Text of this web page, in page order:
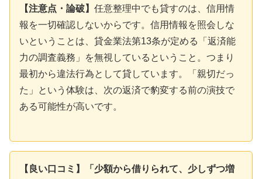
【注意点・論破】 任意整理中でも貸すのは、信用情
報を一切確認しないからです。信用情報を照会しな
いということは、貸金業法第13条が定める「返済能
力の調査義務」を無視しているということ。つまり
最初から違法行為として貸しています。「親切だっ
た」という体験は、次の返済で豹変する前の演技で
ある可能性が高いです。
【良い口コミ】「少額から借りられて、少しずつ増